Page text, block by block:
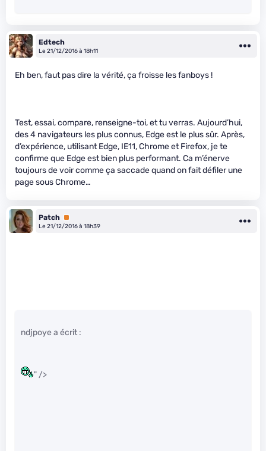
Edtech
Le 21/12/2016 à 18h11
Eh ben, faut pas dire la vérité, ça froisse les fanboys !
Test, essai, compare, renseigne-toi, et tu verras. Aujourd’hui,
des 4 navigateurs les plus connus, Edge est le plus sûr. Après,
d’expérience, utilisant Edge, IE11, Chrome et Firefox, je te
confirme que Edge est bien plus performant. Ca m’énerve
toujours de voir comme ça saccade quand on fait défiler une
page sous Chrome…
Patch Premium
Le 21/12/2016 à 18h39
ndjpoye a écrit :
" />